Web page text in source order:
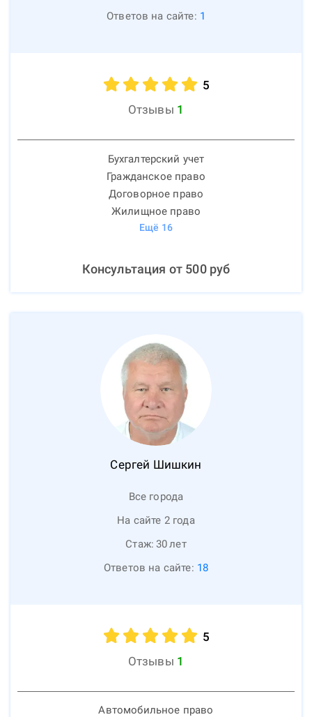
Ответов на сайте: 1
5
Отзывы 1
Бухгалтерский учет
Гражданское право
Договорное право
Жилищное право
Ещё 16
Консультация от 500руб
Сергей Шишкин
Все города
На сайте 2 года
Стаж: 30лет
Ответов на сайте: 18
5
Отзывы 1
Автомобильное право